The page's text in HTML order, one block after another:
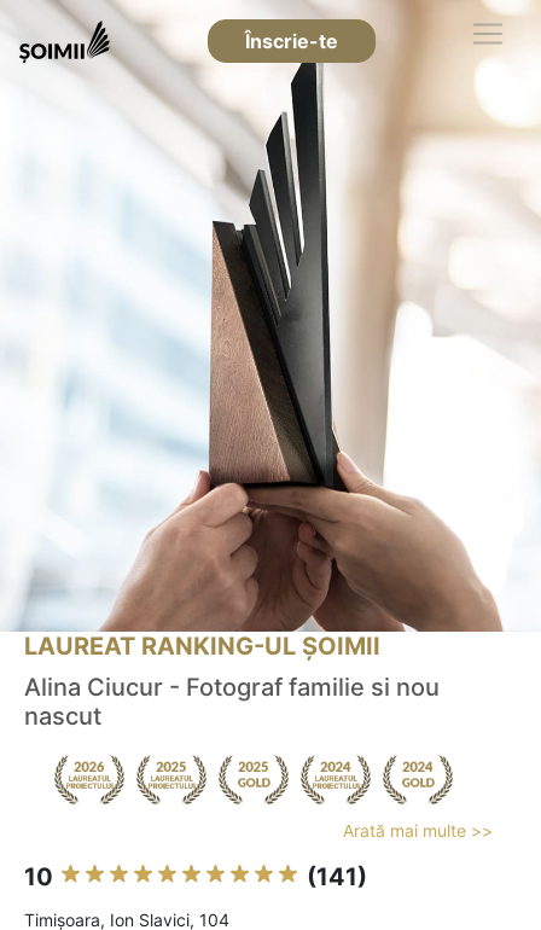
Înscrie-te
LAUREAT RANKING-UL ȘOIMII
Alina Ciucur - Fotograf familie si nou
nascut
Arată mai multe >>
10 (141)
Timişoara, Ion Slavici, 104